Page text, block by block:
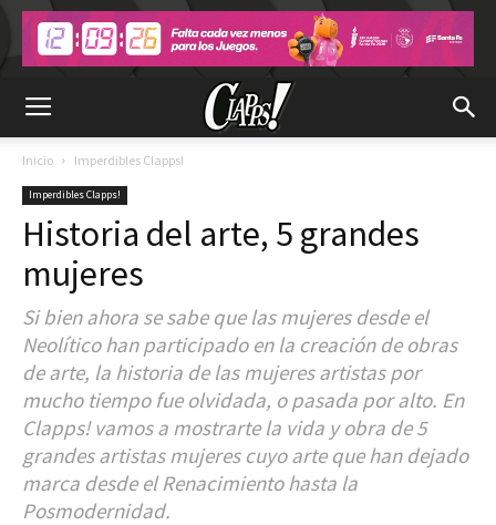
Inicio Imperdibles Clapps!
Imperdibles Clapps!
Historia del arte, 5 grandes
mujeres
Si bien ahora se sabe que las mujeres desde el
Neolítico han participado en la creación de obras
de arte, la historia de las mujeres artistas por
mucho tiempo fue olvidada, o pasada por alto. En
Clapps! vamos a mostrarte la vida y obra de 5
grandes artistas mujeres cuyo arte que han dejado
marca desde el Renacimiento hasta la
Posmodernidad.